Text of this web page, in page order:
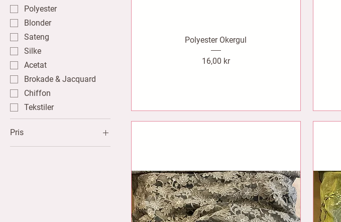
Polyester
Blonder
Sateng
Silke
Acetat
Brokade & Jacquard
Chiffon
Tekstiler
Pris
Polyester Okergul
Pris
16,00 kr